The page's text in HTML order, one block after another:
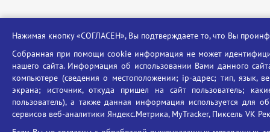
Нажимая кнопку «СОГЛАСЕН», Вы подтверждаете то, что Вы
Собранная при помощи cookie информация не может
нашего сайта. Информация об использовании Вами данного
компьютере (сведения о местоположении; ip-адрес; тип, язык,
экрана; источник, откуда пришел на сайт пользователь;
пользователь), а также данная информация используется для
сервисов веб-аналитики Яндекс.Метрика, MyTracker, Пиксель VK